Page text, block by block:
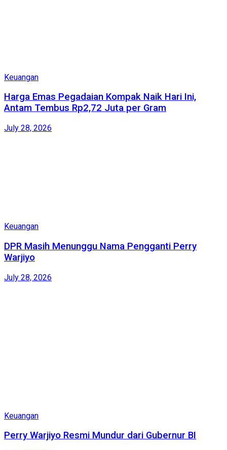
Keuangan
Harga Emas Pegadaian Kompak Naik Hari Ini,
Antam Tembus Rp2,72 Juta per Gram
July 28, 2026
Keuangan
DPR Masih Menunggu Nama Pengganti Perry
Warjiyo
July 28, 2026
Keuangan
Perry Warjiyo Resmi Mundur dari Gubernur BI